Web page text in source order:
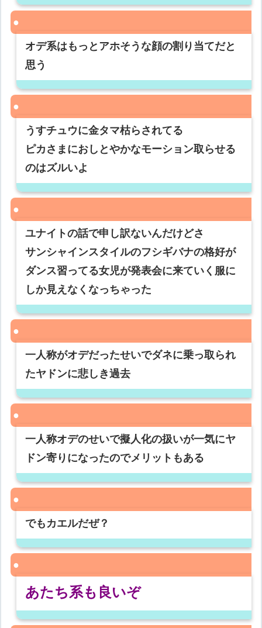
オデ系はもっとアホそうな顔の割り当てだと
思う
うすチュウに金タマ枯らされてる
ピカさまにおしとやかなモーション取らせる
のはズルいよ
ユナイトの話で申し訳ないんだけどさ
サンシャインスタイルのフシギバナの格好が
ダンス習ってる女児が発表会に来ていく服に
しか見えなくなっちゃった
一人称がオデだったせいでダネに乗っ取られ
たヤドンに悲しき過去
一人称オデのせいで擬人化の扱いが一気にヤ
ドン寄りになったのでメリットもある
でもカエルだぜ？
あたち系も良いぞ